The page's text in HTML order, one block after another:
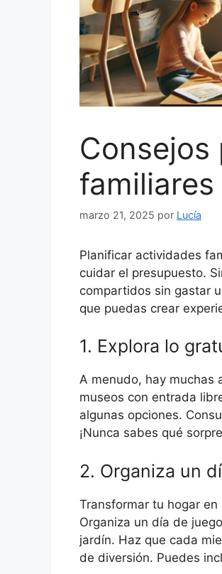
marzo 21, 2025 por Lucía
Planificar actividades
cuidar el presupuesto.
compartidos sin gastar
que puedas crear
1. Explora lo
A menudo, hay muchas
museos con entrada
algunas opciones.
¡Nunca sabes qué
2. Organiza un
Transformar tu hogar
Organiza un día de
jardín. Haz que cada
de diversión. Puedes